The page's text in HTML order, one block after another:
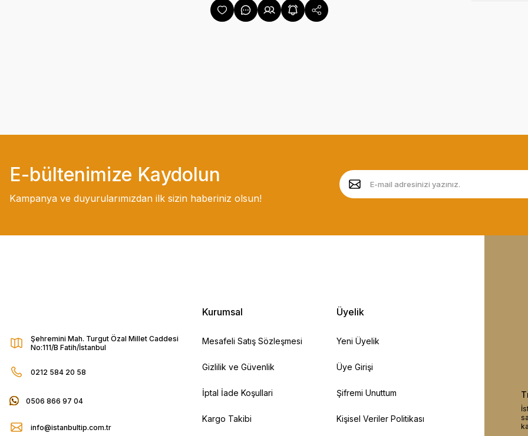
E-bültenimize Kaydolun
Kampanya ve duyurularımızdan ilk sizin haberiniz olsun!
Şehremini Mah. Turgut Özal Millet Caddesi
No:111/B Fatih/İstanbul
0212 584 20 58
0506 866 97 04
info@istanbultip.com.tr
Kurumsal
Mesafeli Satış Sözleşmesi
Gizlilik ve Güvenlik
İptal İade Koşullari
Kargo Takibi
Üyelik
Yeni Üyelik
Üye Girişi
Şifremi Unuttum
Kişisel Veriler Politikası